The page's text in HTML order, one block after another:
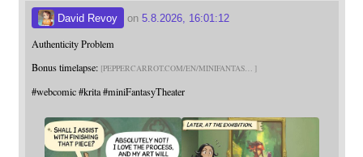
David Revoy on 5.8.2026, 16:01:12
Authenticity Problem
Bonus timelapse: PEPPERCARROT.COM/EN/MINIFANTAS
#webcomic #krita #miniFantasyTheater